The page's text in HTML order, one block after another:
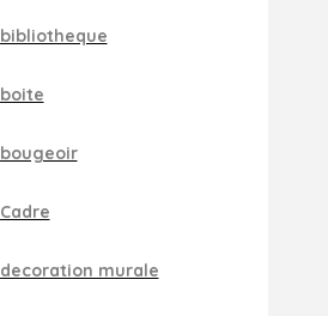
bibliotheque
boite
bougeoir
Cadre
decoration murale